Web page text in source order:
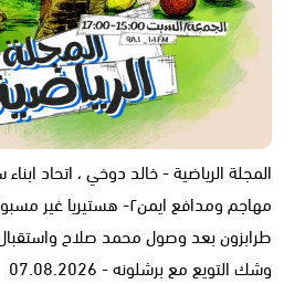
المجلة الرياضية - خالد دوخي ، اتحاد
مهاجم ومدافع ايمن٢-
طرابزون بعد وصول محمد صلاح
وشك التويع مع برشلونه - 07.08.2026